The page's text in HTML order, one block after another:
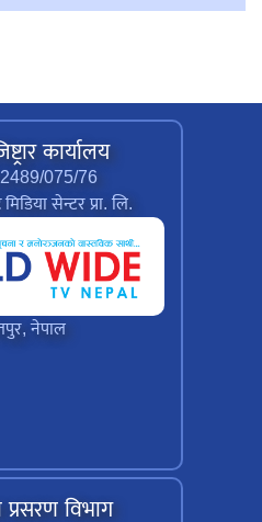
कार्यालय
075/76
सेन्टर प्रा. लि.
नेपाल
विभाग